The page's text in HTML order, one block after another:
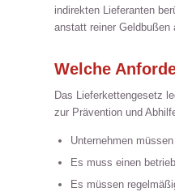
indirekten Lieferanten
anstatt reiner Geldbußen
Welche
Das Lieferkettengesetz
zur Prävention und
Unternehmen
Es muss einen
Es müssen